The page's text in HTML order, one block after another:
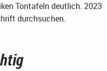
Tontafeln deutlich. 2023
durchsuchen.